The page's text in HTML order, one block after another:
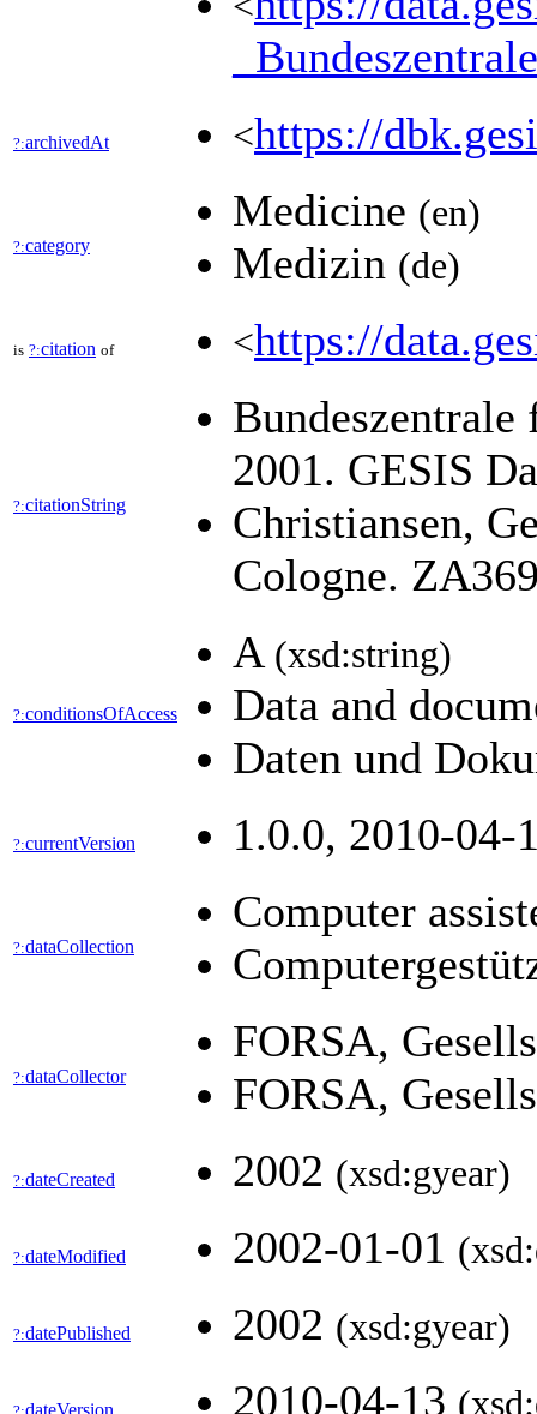
?:archivedAt <https://
?:category
Medicine (en)
Medizin (de)
is ?:citation of <https://
?:citationString
2001. GESIS
Christiansen,
Cologne.
?:conditionsOfAccess
A (xsd:string)
Data and
Daten und
?:currentVersion 1.0.0, 2010-
?:dataCollection
Computer
?:dataCollector
FORSA,
FORSA,
?:dateCreated 2002 (xsd:gyear)
?:dateModified 2002-01-01
?:datePublished 2002 (xsd:gyear)
2010-04-13